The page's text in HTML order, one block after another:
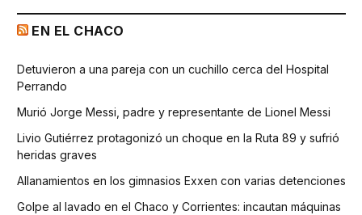
EN EL CHACO
Detuvieron a una pareja con un cuchillo cerca del Hospital
Perrando
Murió Jorge Messi, padre y representante de Lionel Messi
Livio Gutiérrez protagonizó un choque en la Ruta 89 y sufrió
heridas graves
Allanamientos en los gimnasios Exxen con varias detenciones
Golpe al lavado en el Chaco y Corrientes: incautan máquinas